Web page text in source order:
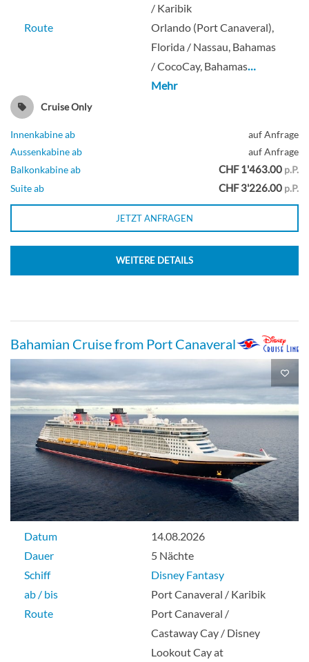
/ Karibik
Route
Orlando (Port Canaveral),
Florida / Nassau, Bahamas
/ CocoCay, Bahamas…
Mehr
Cruise Only
Innenkabine ab
auf Anfrage
Aussenkabine ab
auf Anfrage
Balkonkabine ab
CHF 1'463.00 p.P.
Suite ab
CHF 3'226.00 p.P.
JETZT ANFRAGEN
WEITERE DETAILS
Bahamian Cruise from Port Canaveral
Datum
14.08.2026
Dauer
5 Nächte
Schiff
Disney Fantasy
ab / bis
Port Canaveral / Karibik
Route
Port Canaveral /
Castaway Cay / Disney
Lookout Cay at